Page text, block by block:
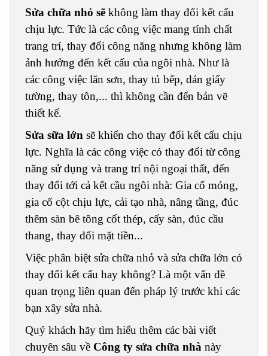
Sửa chữa nhỏ sẽ không làm thay đổi kết cấu
chịu lực. Tức là các công việc mang tính chất
trang trí, thay đổi công năng nhưng không làm
ảnh hưởng đến kết cấu của ngôi nhà. Như là
các công việc lăn sơn, thay tủ bếp, dán giấy
tường, thay tôn,... thì không cần đến bản vẽ
thiết kế.
Sửa sữa lớn sẽ khiến cho thay đổi kết cấu chịu
lực. Nghĩa là các công việc có thay đổi từ công
năng sử dụng và trang trí nội ngoại thất, đến
thay đổi tới cả kết cầu ngôi nhà: Gia cố móng,
gia cố cột chịu lực, cải tạo nhà, nâng tầng, đúc
thêm sàn bê tông cốt thép, cấy sàn, đúc cầu
thang, thay đổi mặt tiền...
Việc phân biệt sửa chữa nhỏ và sửa chữa lớn có
thay đối kết cấu hay không? Là một vấn đề
quan trọng liên quan đến pháp lý trước khi các
bạn xây sửa nhà.
Quý khách hãy tìm hiểu thêm các bài viết
chuyên sâu về Công ty sửa chữa nhà này